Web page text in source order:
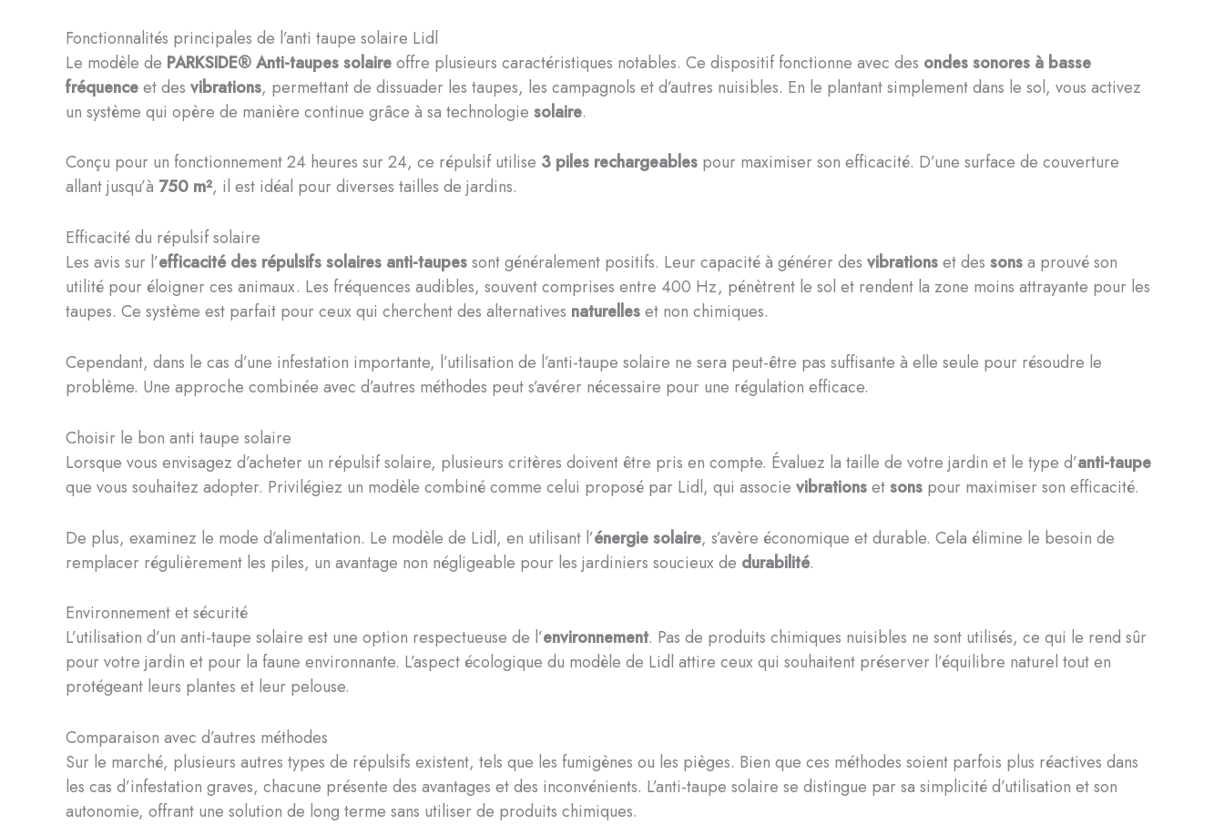
Fonctionnalités principales de l’anti taupe solaire Lidl
Le modèle de PARKSIDE® Anti-taupes solaireoffre plusieurs caractéristiques notables. Ce dispositif fonctionne avec des ondes sonores à basse
fréquenceet des vibrations, permettant de dissuader les taupes, les campagnols et d’autres nuisibles. En le plantant simplement dans le sol, vous activez
un système qui opère de manière continue grâce à sa technologie solaire.
Conçu pour un fonctionnement 24 heures sur 24, ce répulsif utilise 3 piles rechargeables pour maximiser son efficacité. D’une surface de couverture
allant jusqu’à 750 m², il est idéal pour diverses tailles de jardins.
Efficacité du répulsif solaire
Les avis sur l’efficacité des répulsifs solaires anti-taupessont généralement positifs. Leur capacité à générer des vibrationset des sonsa prouvé son
utilité pour éloigner ces animaux. Les fréquences audibles, souvent comprises entre 400 Hz, pénètrent le sol et rendent la zone moins attrayante pour les
taupes. Ce système est parfait pour ceux qui cherchent des alternatives naturelleset non chimiques.
Cependant, dans le cas d’une infestation importante, l’utilisation de l’anti-taupe solaire ne sera peut-être pas suffisante à elle seule pour résoudre le
problème. Une approche combinée avec d’autres méthodes peut s’avérer nécessaire pour une régulation efficace.
Choisir le bon anti taupe solaire
Lorsque vous envisagez d’acheter un répulsif solaire, plusieurs critères doivent être pris en compte. Évaluez la taille de votre jardin et le type d’anti-taupe
que vous souhaitez adopter. Privilégiez un modèle combiné comme celui proposé par Lidl, qui associe vibrationsetsons pour maximiser son efficacité.
De plus, examinez le mode d’alimentation. Le modèle de Lidl, en utilisant l’énergie solaire, s’avère économique et durable. Cela élimine le besoin de
remplacer régulièrement les piles, un avantage non négligeable pour les jardiniers soucieux de durabilité.
Environnement et sécurité
L’utilisation d’un anti-taupe solaire est une option respectueuse de l’environnement. Pas de produits chimiques nuisibles ne sont utilisés, ce qui le rend sûr
pour votre jardin et pour la faune environnante. L’aspect écologique du modèle de Lidl attire ceux qui souhaitent préserver l’équilibre naturel tout en
protégeant leurs plantes et leur pelouse.
Comparaison avec d’autres méthodes
Sur le marché, plusieurs autres types de répulsifs existent, tels que les fumigènes ou les pièges. Bien que ces méthodes soient parfois plus réactives dans
les cas d’infestation graves, chacune présente des avantages et des inconvénients. L’anti-taupe solaire se distingue par sa simplicité d’utilisation et son
autonomie, offrant une solution de long terme sans utiliser de produits chimiques.